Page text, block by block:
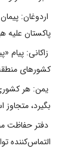
اردوغان:
پاکستان
زاکانی: پیام
کشورهای
یمن: هر کشوری
بگیرد،
دفتر حفاظت
التماس‌کننده